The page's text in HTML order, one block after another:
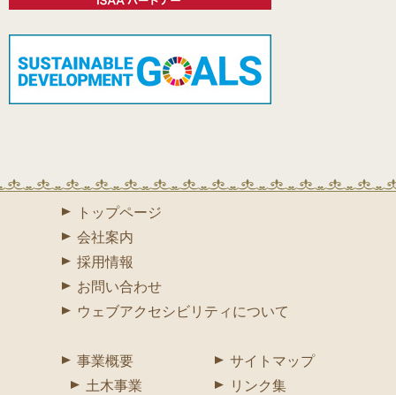
トップページ
会社案内
採用情報
お問い合わせ
ウェブアクセシビリティについて
事業概要
土木事業
サイトマップ
リンク集